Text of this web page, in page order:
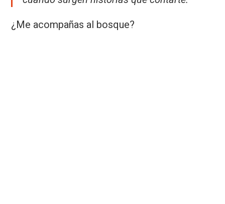
¿Me acompañas al bosque?